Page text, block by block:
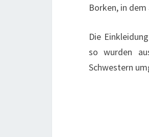
Borken, in
Die
so wurden
Schwestern